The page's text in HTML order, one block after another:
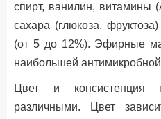
спирт, ванилин,
сахара (глюкоза,
(от 5 до 12%). Эфирные
наибольшей
Цвет и консистенция
различными. Цвет